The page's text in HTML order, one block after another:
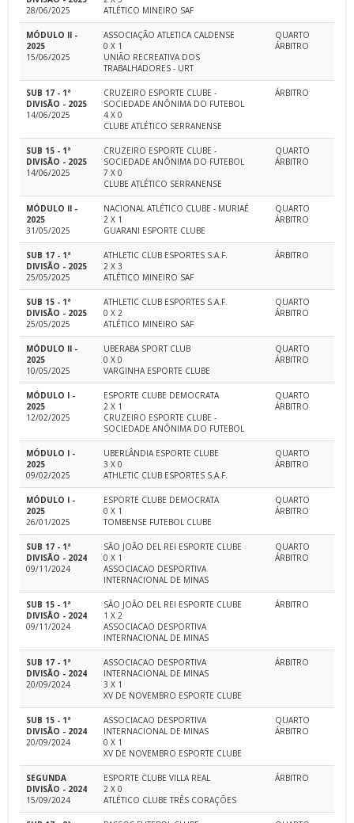
28/06/2025
ATLÉTICO MINEIRO SAF
MÓDULO II -
2025
15/06/2025
ASSOCIAÇÃO ATLETICA CALDENSE
0 X 1
UNIÃO RECREATIVA DOS
TRABALHADORES - URT
QUARTO
ÁRBITRO
SUB 17 - 1ª
DIVISÃO - 2025
14/06/2025
CRUZEIRO ESPORTE CLUBE -
SOCIEDADE ANÔNIMA DO FUTEBOL
4 X 0
CLUBE ATLÉTICO SERRANENSE
ÁRBITRO
SUB 15 - 1ª
DIVISÃO - 2025
14/06/2025
CRUZEIRO ESPORTE CLUBE -
SOCIEDADE ANÔNIMA DO FUTEBOL
7 X 0
CLUBE ATLÉTICO SERRANENSE
QUARTO
ÁRBITRO
MÓDULO II -
2025
31/05/2025
NACIONAL ATLÉTICO CLUBE - MURIAÉ
2 X 1
GUARANI ESPORTE CLUBE
QUARTO
ÁRBITRO
SUB 17 - 1ª
DIVISÃO - 2025
25/05/2025
ATHLETIC CLUB ESPORTES S.A.F.
2 X 3
ATLÉTICO MINEIRO SAF
ÁRBITRO
SUB 15 - 1ª
DIVISÃO - 2025
25/05/2025
ATHLETIC CLUB ESPORTES S.A.F.
0 X 2
ATLÉTICO MINEIRO SAF
QUARTO
ÁRBITRO
MÓDULO II -
2025
10/05/2025
UBERABA SPORT CLUB
0 X 0
VARGINHA ESPORTE CLUBE
QUARTO
ÁRBITRO
MÓDULO I -
2025
12/02/2025
ESPORTE CLUBE DEMOCRATA
2 X 1
CRUZEIRO ESPORTE CLUBE -
SOCIEDADE ANÔNIMA DO FUTEBOL
QUARTO
ÁRBITRO
MÓDULO I -
2025
09/02/2025
UBERLÂNDIA ESPORTE CLUBE
3 X 0
ATHLETIC CLUB ESPORTES S.A.F.
QUARTO
ÁRBITRO
MÓDULO I -
2025
26/01/2025
ESPORTE CLUBE DEMOCRATA
0 X 1
TOMBENSE FUTEBOL CLUBE
QUARTO
ÁRBITRO
SUB 17 - 1ª
DIVISÃO - 2024
09/11/2024
SÃO JOÃO DEL REI ESPORTE CLUBE
0 X 1
ASSOCIACAO DESPORTIVA
INTERNACIONAL DE MINAS
QUARTO
ÁRBITRO
SUB 15 - 1ª
DIVISÃO - 2024
09/11/2024
SÃO JOÃO DEL REI ESPORTE CLUBE
1 X 2
ASSOCIACAO DESPORTIVA
INTERNACIONAL DE MINAS
ÁRBITRO
SUB 17 - 1ª
DIVISÃO - 2024
20/09/2024
ASSOCIACAO DESPORTIVA
INTERNACIONAL DE MINAS
3 X 1
XV DE NOVEMBRO ESPORTE CLUBE
ÁRBITRO
SUB 15 - 1ª
DIVISÃO - 2024
20/09/2024
ASSOCIACAO DESPORTIVA
INTERNACIONAL DE MINAS
0 X 1
XV DE NOVEMBRO ESPORTE CLUBE
QUARTO
ÁRBITRO
SEGUNDA
DIVISÃO - 2024
15/09/2024
ESPORTE CLUBE VILLA REAL
2 X 0
ATLÉTICO CLUBE TRÊS CORAÇÕES
ÁRBITRO